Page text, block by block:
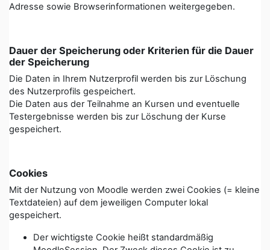
Adresse sowie Browserinformationen weitergegeben.
Dauer der Speicherung oder Kriterien für die Dauer
der Speicherung
Die Daten in Ihrem Nutzerprofil werden bis zur Löschung
des Nutzerprofils gespeichert.
Die Daten aus der Teilnahme an Kursen und eventuelle
Testergebnisse werden bis zur Löschung der Kurse
gespeichert.
Cookies
Mit der Nutzung von Moodle werden zwei Cookies (= kleine
Textdateien) auf dem jeweiligen Computer lokal
gespeichert.
Der wichtigste Cookie heißt standardmäßig